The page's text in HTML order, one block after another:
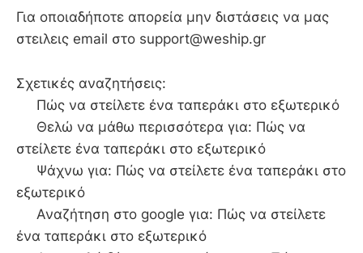
Για οποιαδήποτε απορεία μην διστάσεις να μας
στειλεις email στο support@weship.gr
Σχετικές αναζητήσεις:
Πώς να στείλετε ένα ταπεράκι στο εξωτερικό
Θελώ να μάθω περισσότερα για: Πώς να
στείλετε ένα ταπεράκι στο εξωτερικό
Ψάχνω για: Πώς να στείλετε ένα ταπεράκι στο
εξωτερικό
Αναζήτηση στο google για: Πώς να στείλετε
ένα ταπεράκι στο εξωτερικό